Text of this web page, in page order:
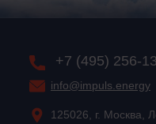
+7 (495) 256-
info@impuls.energy
125026, г. Москва,